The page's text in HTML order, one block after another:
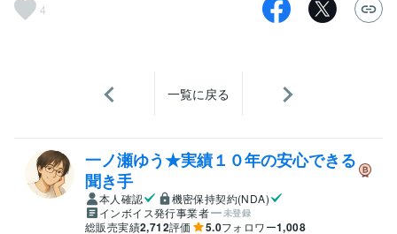
4
一覧に戻る
一ノ瀬ゆう★実績１０年の安心できる
聞き手
本人確認
機密保持契約(NDA)
インボイス発行事業者
未登録
総販売実績2,712評価 5.0フォロワー1,008